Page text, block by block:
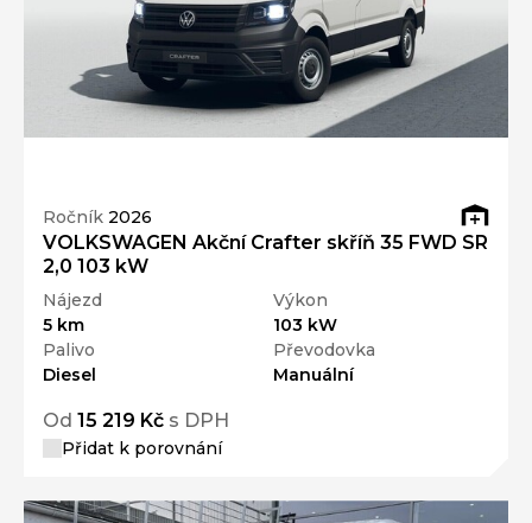
Ročník 2026
VOLKSWAGEN Akční Crafter skříň 35 FWD SR
2,0 103 kW
Nájezd
5 km
Výkon
103 kW
Palivo
Diesel
Převodovka
Manuální
Od 15 219 Kč s DPH
Přidat k porovnání